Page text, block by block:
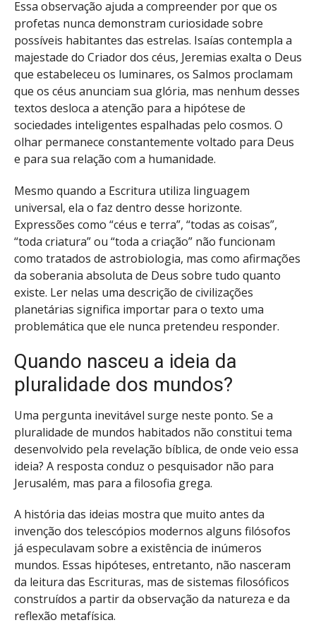
Essa observação ajuda a compreender por que os
profetas nunca demonstram curiosidade sobre
possíveis habitantes das estrelas. Isaías contempla a
majestade do Criador dos céus, Jeremias exalta o Deus
que estabeleceu os luminares, os Salmos proclamam
que os céus anunciam sua glória, mas nenhum desses
textos desloca a atenção para a hipótese de
sociedades inteligentes espalhadas pelo cosmos. O
olhar permanece constantemente voltado para Deus
e para sua relação com a humanidade.
Mesmo quando a Escritura utiliza linguagem
universal, ela o faz dentro desse horizonte.
Expressões como “céus e terra”, “todas as coisas”,
“toda criatura” ou “toda a criação” não funcionam
como tratados de astrobiologia, mas como afirmações
da soberania absoluta de Deus sobre tudo quanto
existe. Ler nelas uma descrição de civilizações
planetárias significa importar para o texto uma
problemática que ele nunca pretendeu responder.
Quando nasceu a ideia da
pluralidade dos mundos?
Uma pergunta inevitável surge neste ponto. Se a
pluralidade de mundos habitados não constitui tema
desenvolvido pela revelação bíblica, de onde veio essa
ideia? A resposta conduz o pesquisador não para
Jerusalém, mas para a filosofia grega.
A história das ideias mostra que muito antes da
invenção dos telescópios modernos alguns filósofos
já especulavam sobre a existência de inúmeros
mundos. Essas hipóteses, entretanto, não nasceram
da leitura das Escrituras, mas de sistemas filosóficos
construídos a partir da observação da natureza e da
reflexão metafísica.